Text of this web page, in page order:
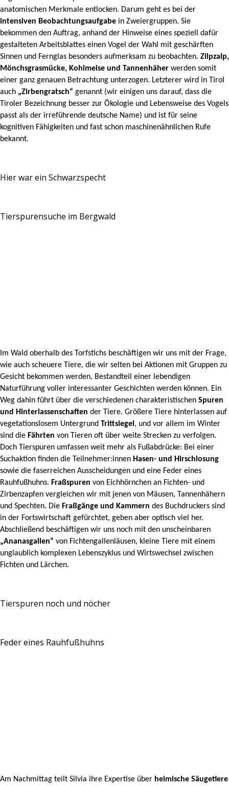
anatomischen Merkmale entlocken. Darum geht es bei der
intensiven Beobachtungsaufgabe in Zweiergruppen. Sie
bekommen den Auftrag, anhand der Hinweise eines speziell dafür
gestalteten Arbeitsblattes einen Vogel der Wahl mit geschärften
Sinnen und Fernglas besonders aufmerksam zu beobachten. Zilpzalp,
Mönchsgrasmücke, Kohlmeise und Tannenhäher werden somit
einer ganz genauen Betrachtung unterzogen. Letzterer wird in Tirol
auch „Zirbengratsch“ genannt (wir einigen uns darauf, dass die
Tiroler Bezeichnung besser zur Ökologie und Lebensweise des Vogels
passt als der irreführende deutsche Name) und ist für seine
kognitiven Fähigkeiten und fast schon maschinenähnlichen Rufe
bekannt.
Hier war ein Schwarzspecht
Tierspurensuche im Bergwald
Im Wald oberhalb des Torfstichs beschäftigen wir uns mit der Frage,
wie auch scheuere Tiere, die wir selten bei Aktionen mit Gruppen zu
Gesicht bekommen werden, Bestandteil einer lebendigen
Naturführung voller interessanter Geschichten werden können. Ein
Weg dahin führt über die verschiedenen charakteristischen Spuren
und Hinterlassenschaften der Tiere. Größere Tiere hinterlassen auf
vegetationslosem Untergrund Trittsiegel , und vor allem im Winter
sind die Fährten von Tieren oft über weite Strecken zu verfolgen.
Doch Tierspuren umfassen weit mehr als Fußabdrücke: Bei einer
Suchaktion finden die Teilnehmer:innen Hasen- und Hirschlosung
sowie die faserreichen Ausscheidungen und eine Feder eines
Rauhfußhuhns. Fraßspuren von Eichhörnchen an Fichten- und
Zirbenzapfen vergleichen wir mit jenen von Mäusen, Tannenhähern
und Spechten. Die Fraßgänge und Kammern des Buchdruckers sind
in der Fortswirtschaft gefürchtet, geben aber optisch viel her.
Abschließend beschäftigen wir uns noch mit den unscheinbaren
„Ananasgallen“ von Fichtengallenläusen, kleine Tiere mit einem
unglaublich komplexen Lebenszyklus und Wirtswechsel zwischen
Fichten und Lärchen.
Tierspuren noch und nöcher
Feder eines Rauhfußhuhns
Am Nachmittag teilt Silvia ihre Expertise über heimische Säugetiere